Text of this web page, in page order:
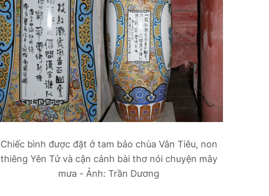
Chiếc bình được đặt ở tam bảo chùa Vân Tiêu, non
thiêng Yên Tử và cận cảnh bài thơ nói chuyện mây
mưa - Ảnh: Trần Dương